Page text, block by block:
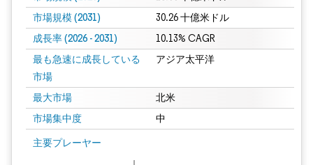
市場規模 (2031) 30.26 十億米ドル
成長率 (2026 - 2031) 10.13% CAGR
最も急速に成長している
市場
アジア太平洋
最大市場 北米
市場集中度 中
主要プレーヤー
画像 © Mordor Intelligence。再利用にはCC BY 4.0の表示が必要です。